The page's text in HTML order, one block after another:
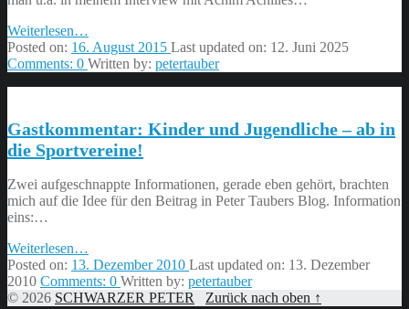
Weiterlesen“Meine
Laufergebnisse
#lauflos”
…
Posted on: 16. August 2015 Last updated on: 12. Juni 2025
Comments: 0 Written by: petertauber
Gastkommentar: Kinder und Jugendliche – ab in
die Sportvereine!
Zwei aufgeschnappte Informationen, gerade eben gehört, brachten
mich auf die Idee für den Beitrag in Peter Taubers Blog. Information
eins:…
Weiterlesen
Kinder
und
Jugendliche
…
Posted on: 13. Dezember 2010 Last updated on: 13. Dezember
2010 Comments: 0 Written by: petertauber
© 2026 SCHWARZER PETER Zurück nach oben ↑